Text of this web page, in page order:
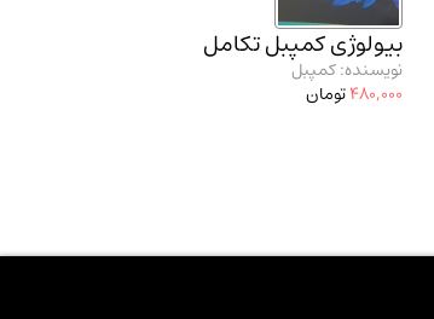
بیولوژی کمپبل تکامل
نویسنده: کمپبل
480,000تومان